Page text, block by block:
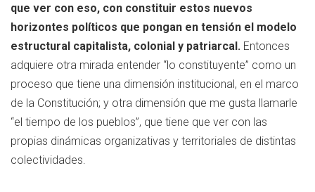
que ver con eso, con constituir estos nuevos
horizontes políticos que pongan en tensión el modelo
estructural capitalista, colonial y patriarcal. Entonces
adquiere otra mirada entender “lo constituyente” como un
proceso que tiene una dimensión institucional, en el marco
de la Constitución; y otra dimensión que me gusta llamarle
“el tiempo de los pueblos”, que tiene que ver con las
propias dinámicas organizativas y territoriales de distintas
colectividades.